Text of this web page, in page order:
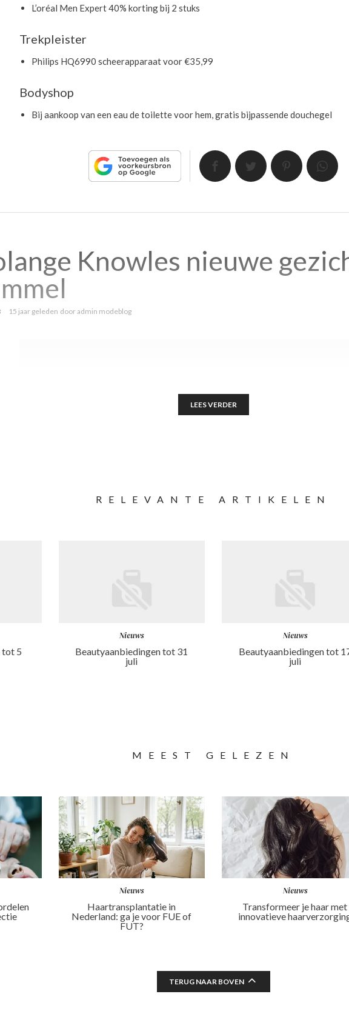
L’oréal Men Expert 40% korting bij 2 stuks
Trekpleister
Philips HQ6990 scheerapparaat voor €35,99
Bodyshop
Bij aankoop van een eau de toilette voor hem, gratis bijpassende douchegel
Knowles nieuwe
15 jaar geleden dooradmin modeblog
LEES VERDER
RELEVANTE ARTIKELEN
tot 5
Nieuws
Beautyaanbiedingen tot 31
juli
Nieuws
Beautyaanbiedingen tot
juli
MEEST GELEZEN
Nieuws
Haartransplantatie in
Nederland: ga je voor FUE of
FUT?
Nieuws
Transformeer je haar met
innovatieve
TERUG NAAR BOVEN